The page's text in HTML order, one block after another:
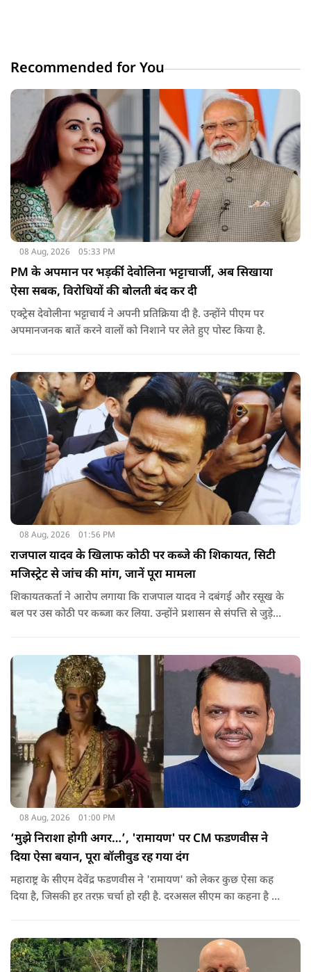
Recommended for You
08 Aug, 2026 05:33 PM
PM के अपमान पर भड़कींं देवोलिना भट्टाचार्जी, अब सिखाया
ऐसा सबक, विरोधियों की बोलती बंद कर दी
एक्ट्रेस देवोलीना भट्टाचार्य ने अपनी प्रतिक्रिया दी है. उन्होंने पीएम पर
अपमानजनक बातें करने वालों को निशाने पर लेते हुए पोस्ट किया है.
08 Aug, 2026 01:56 PM
राजपाल यादव के खिलाफ कोठी पर कब्जे की शिकायत, सिटी
मजिस्ट्रेट से जांच की मांग, जानें पूरा मामला
शिकायतकर्ता ने आरोप लगाया कि राजपाल यादव ने दबंगई और रसूख के
बल पर उस कोठी पर कब्जा कर लिया. उन्होंने प्रशासन से संपत्ति से जुड़े
08 Aug, 2026 01:00 PM
‘मुझे निराशा होगी अगर…’, 'रामायण' पर CM फडणवीस ने
दिया ऐसा बयान, पूरा बॉलीवुड रह गया दंग
महाराष्ट्र के सीएम देवेंद्र फडणवीस ने 'रामायण' को लेकर कुछ ऐसा कह
दिया है, जिसकी हर तरफ़ चर्चा हो रही है. दरअसल सीएम का कहना है कि